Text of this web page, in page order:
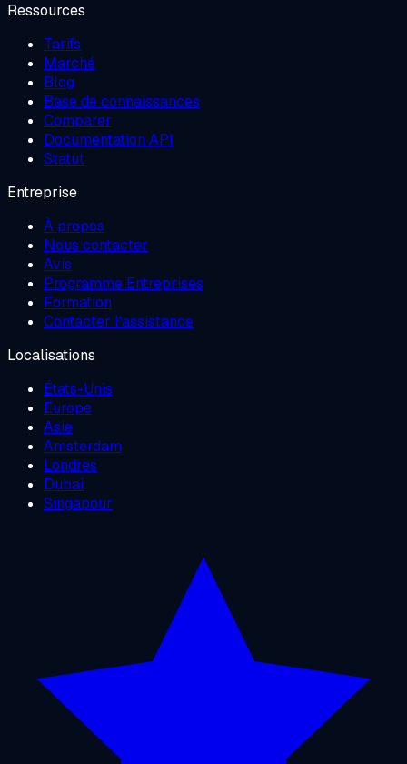
Ressources
Tarifs
Marché
Blog
Base de connaissances
Comparer
Documentation API
Statut
Entreprise
À propos
Nous contacter
Avis
Programme Entreprises
Formation
Contacter l'assistance
Localisations
États-Unis
Europe
Asie
Amsterdam
Londres
Dubaï
Singapour